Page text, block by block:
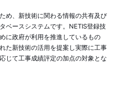
め、新技術に関わる情報の共有及び
ベースシステムです。NETIS登録技
に政府が利用を推進しているもの
た新技術の活用を提案し実際に工事
じて工事成績評定の加点の対象とな